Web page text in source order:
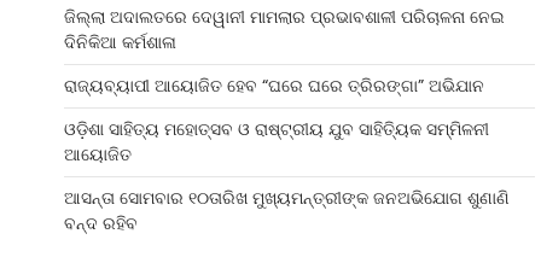
ଜିଲ୍ଲା ଅଦାଲତରେ ଦେୱାନୀ ମାମଲାର ପ୍ରଭାବଶାଳୀ ପରିଚାଳନା ନେଇ
ଦିନିକିଆ କର୍ମଶାଳା
ରାଜ୍ୟବ୍ୟାପୀ ଆୟୋଜିତ ହେବ “ଘରେ ଘରେ ତ୍ରିରଙ୍ଗା” ଅଭିଯାନ
ଓଡ଼ିଶା ସାହିତ୍ୟ ମହୋତ୍ସବ ଓ ରାଷ୍ଟ୍ରୀୟ ଯୁବ ସାହିତ୍ୟିକ ସମ୍ମିଳନୀ
ଆୟୋଜିତ
ଆସନ୍ତା ସୋମବାର ୧୦ତାରିଖ ମୁଖ୍ୟମନ୍ତ୍ରୀଙ୍କ ଜନଅଭିଯୋଗ ଶୁଣାଣି
ବନ୍ଦ ରହିବ